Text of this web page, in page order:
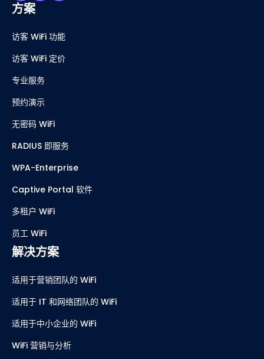
方案
访客 WiFi 功能
访客 WiFi 定价
专业服务
预约演示
无密码 WiFi
RADIUS 即服务
WPA-Enterprise
Captive Portal 软件
多租户 WiFi
员工 WiFi
解决方案
适用于营销团队的 WiFi
适用于 IT 和网络团队的 WiFi
适用于中小企业的 WiFi
WiFi 营销与分析